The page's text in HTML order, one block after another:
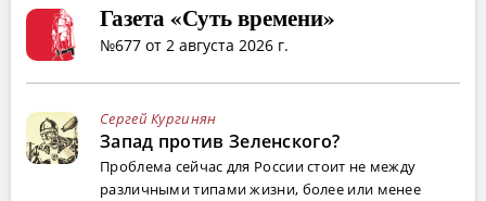
Газета «Суть времени»
№677 от 2 августа 2026 г.
Сергей Кургинян
Запад против Зеленского?
Проблема сейчас для России стоит не между
различными типами жизни, более или менее